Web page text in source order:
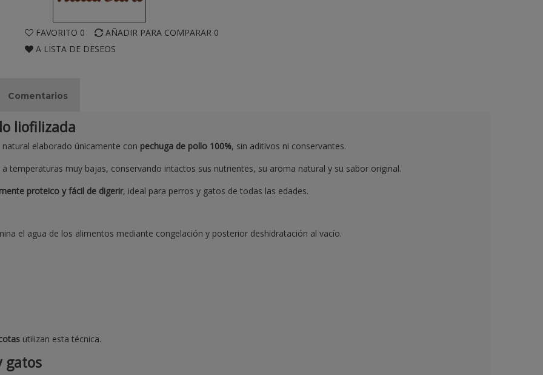
FAVORITO 0 AÑADIR PARA COMPARAR 0
A LISTA DE DESEOS
Comentarios
liofilizada
natural elaborado únicamente con pechuga de pollo 100%, sin aditivos ni conservantes.
temperaturas muy bajas, conservando intactos sus nutrientes, su aroma natural y su sabor original.
proteico y fácil de digerir, ideal para perros y gatos de todas las edades.
el agua de los alimentos mediante congelación y posterior deshidratación al vacío.
utilizan esta técnica.
gatos